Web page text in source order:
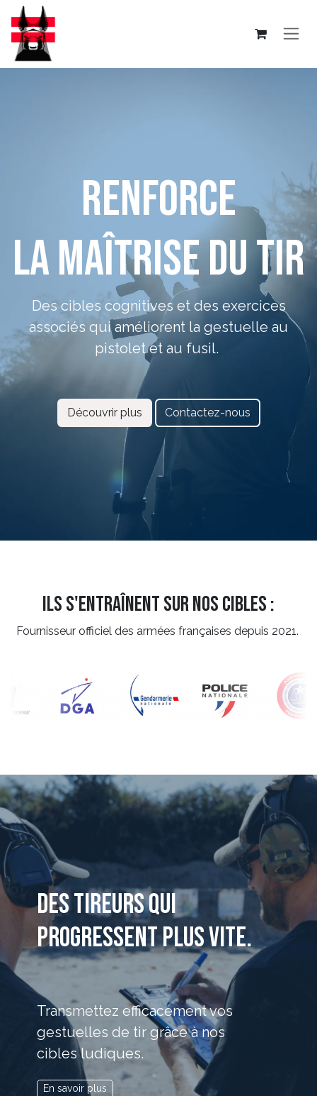
Se rendre au contenu
Renforce
la maîtrise du tir
Des cibles cognitives et des exercices
associés qui améliorent la gestuelle au
pistolet et au fusil.
Découvrir plus Contactez-nous
Ils s'entraînent sur nos cibles :
Fournisseur officiel des armées françaises depuis 2021.
Des tireurs qui
progressent plus vite.
Transmettez efficacement vos
gestuelles de tir grâce à nos
cibles ludiques.
En savoir plus